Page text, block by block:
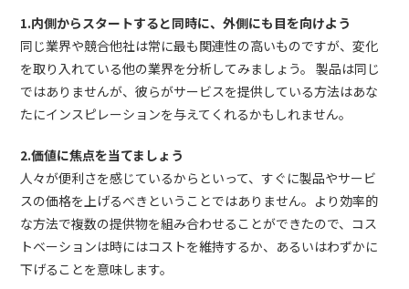
1.内側からスタートすると同時に、外側にも目を向けよう
同じ業界や競合他社は常に最も関連性の高いものですが、変化
を取り入れている他の業界を分析してみましょう。 製品は同じ
ではありませんが、彼らがサービスを提供している方法はあな
たにインスピレーションを与えてくれるかもしれません。
2.価値に焦点を当てましょう
人々が便利さを感じているからといって、すぐに製品やサービ
スの価格を上げるべきということではありません。より効率的
な方法で複数の提供物を組み合わせることができたので、コス
トベーションは時にはコストを維持するか、あるいはわずかに
下げることを意味します。